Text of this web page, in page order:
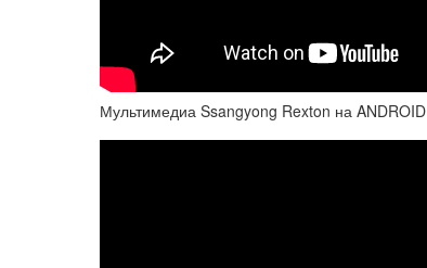
Мультимедиа Ssangyong Rexton на ANDROID